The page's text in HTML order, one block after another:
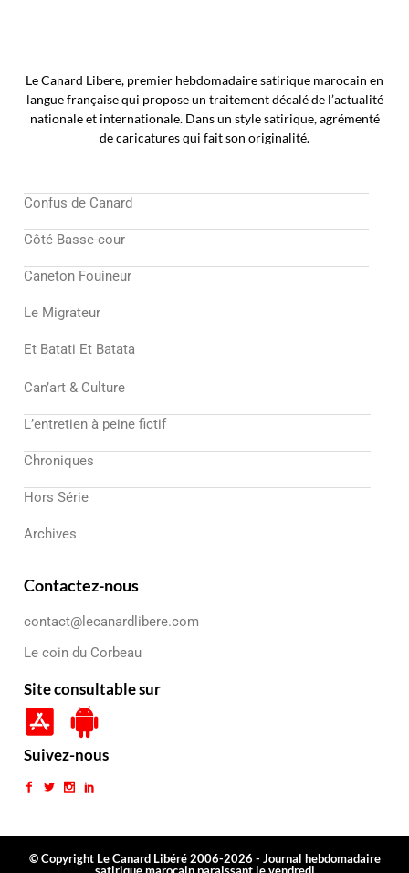
Le Canard Libere, premier hebdomadaire satirique marocain en
langue française qui propose un traitement décalé de l’actualité
nationale et internationale. Dans un style satirique, agrémenté
de caricatures qui fait son originalité.
Confus de Canard
Côté Basse-cour
Caneton Fouineur
Le Migrateur
Et Batati Et Batata
Can’art & Culture
L’entretien à peine fictif
Chroniques
Hors Série
Archives
Contactez-nous
contact@lecanardlibere.com
Le coin du Corbeau
Site consultable sur
Suivez-nous
© Copyright Le Canard Libéré 2006-2026 - Journal hebdomadaire